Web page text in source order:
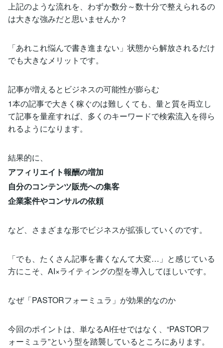
上記のような流れを、わずか数分～数十分で整えられるの
は大きな強みだと思いませんか？
「あれこれ悩んで書き進まない」状態から解放されるだけ
でも大きなメリットです。
記事が増えるとビジネスの可能性が膨らむ
1本の記事で大きく稼ぐのは難しくても、量と質を両立し
て記事を量産すれば、多くのキーワードで検索流入を得ら
れるようになります。
結果的に、
アフィリエイト報酬の増加
自分のコンテンツ販売への集客
企業案件やコンサルの依頼
など、さまざまな形でビジネスが拡張していくのです。
「でも、たくさん記事を書くなんて大変…」と感じている
方にこそ、AI×ライティングの型を導入してほしいです。
なぜ「PASTORフォーミュラ」が効果的なのか
今回のポイントは、単なるAI任せではなく、“PASTORフ
ォーミュラ”という型を踏襲しているところにあります。